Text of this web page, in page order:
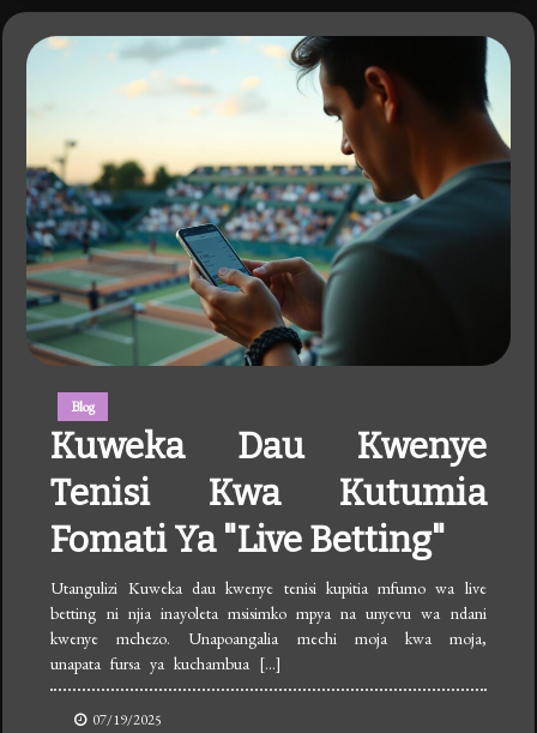
Blog
Kuweka Dau Kwenye
Tenisi Kwa Kutumia
Fomati Ya "live Betting"
Utangulizi Kuweka dau kwenye tenisi kupitia mfumo wa live
betting ni njia inayoleta msisimko mpya na unyevu wa ndani
kwenye mchezo. Unapoangalia mechi moja kwa moja,
unapata fursa ya kuchambua […]
07/19/2025